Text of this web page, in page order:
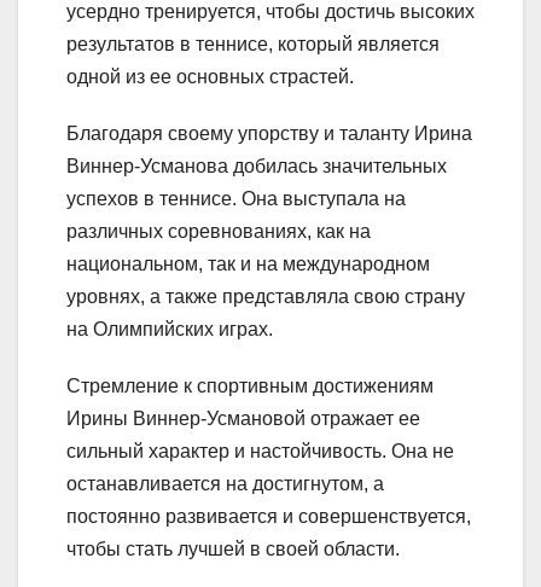
усердно тренируется, чтобы достичь высоких
результатов в теннисе, который является
одной из ее основных страстей.
Благодаря своему упорству и таланту Ирина
Виннер-Усманова добилась значительных
успехов в теннисе. Она выступала на
различных соревнованиях, как на
национальном, так и на международном
уровнях, а также представляла свою страну
на Олимпийских играх.
Стремление к спортивным достижениям
Ирины Виннер-Усмановой отражает ее
сильный характер и настойчивость. Она не
останавливается на достигнутом, а
постоянно развивается и совершенствуется,
чтобы стать лучшей в своей области.